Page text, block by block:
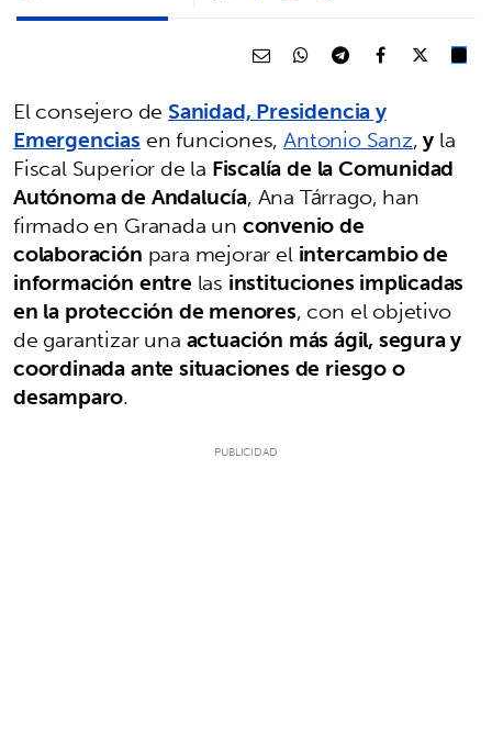
El consejero deSanidad, Presidencia y
Emergenciasen funciones,Antonio Sanz,yla
Fiscal Superior de la Fiscalía de la Comunidad
Autónoma de Andalucía, Ana Tárrago, han
firmado en Granada unconvenio de
colaboración para mejorar elintercambio de
información entre las instituciones implicadas
en la protección de menores, con el objetivo
de garantizar unaactuación más ágil, segura y
coordinada ante situaciones de riesgo o
desamparo.